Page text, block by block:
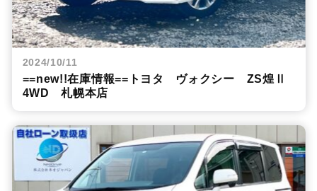
2024/10/11
==new!!在庫情報==トヨタ ヴォクシー ZS煌Ⅱ
4WD 札幌本店